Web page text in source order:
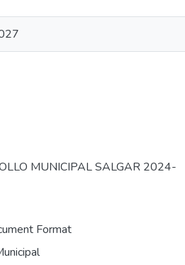
MUNICIPAL SALGAR 2024-
Format